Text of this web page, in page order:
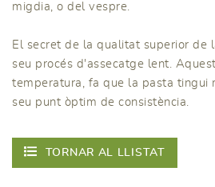
migdia, o del vespre.
El secret de la qualitat superior de
seu procés d'assecatge lent.
temperatura, fa que la pasta tingui
seu punt òptim de consistència.
TORNAR AL LLISTAT